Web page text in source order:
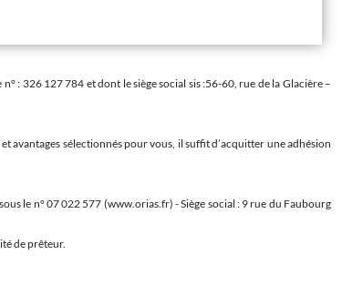
: 326 127 784 et dont le siège social sis :56-60, rue de la Glacière –
avantages sélectionnés pour vous, il suffit d’acquitter une adhésion
le n° 07 022 577 (www.orias.fr) - Siège social : 9 rue du Faubourg
de prêteur.